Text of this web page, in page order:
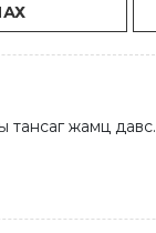
тансаг жамц давс.